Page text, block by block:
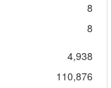
8
8
4,938
110,876